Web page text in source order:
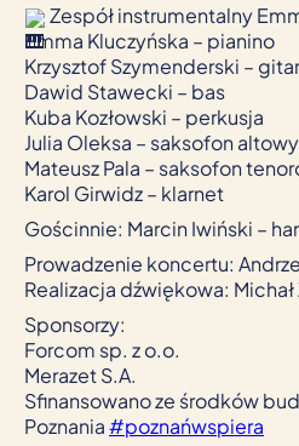
Zespół instrumentalny
Emma Kluczyńska – pianino
Krzysztof Szymenderski –
Dawid Stawecki – bas
Kuba Kozłowski – perkusja
Julia Oleksa – saksofon altowy
Mateusz Pala – saksofon
Karol Girwidz – klarnet
Gościnnie: Marcin Iwiński –
Prowadzenie koncertu:
Realizacja dźwiękowa:
Sponsorzy:
Forcom sp. z o.o.
Merazet S.A.
Sfinansowano ze środków
Poznania#poznańwspiera